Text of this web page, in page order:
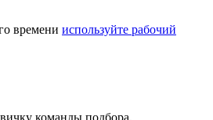
времени используйте рабочий
команды подбора.